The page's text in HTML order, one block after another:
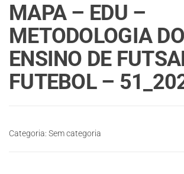
MAPA – EDU –
METODOLOGIA DO
ENSINO DE
FUTEBOL –
Categoria: Sem categoria